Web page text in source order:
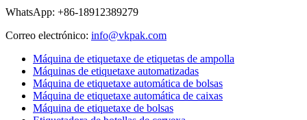
WhatsApp: +86-18912389279
Correo electrónico: info@vkpak.com
Máquina de etiquetaxe de etiquetas de ampolla
Máquinas de etiquetaxe automatizadas
Máquina de etiquetaxe automática de bolsas
Máquina de etiquetaxe automática de caixas
Máquina de etiquetaxe de bolsas